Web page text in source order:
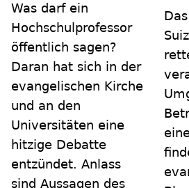
Was darf ein
Hochschulprofessor
öffentlich sagen?
Daran hat sich in der
evangelischen Kirche
und an den
Universitäten eine
hitzige Debatte
entzündet. Anlass
sind Aussagen des